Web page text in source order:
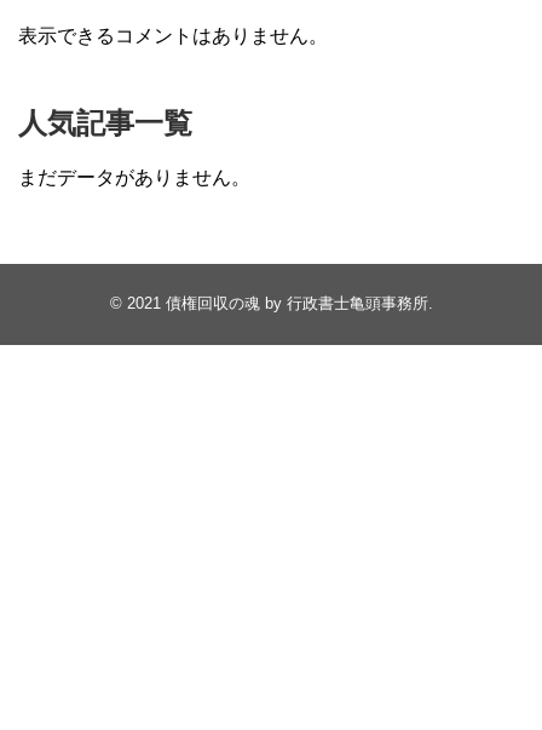
表示できるコメントはありません。
人気記事一覧
まだデータがありません。
© 2021 債権回収の魂 by 行政書士亀頭事務所.